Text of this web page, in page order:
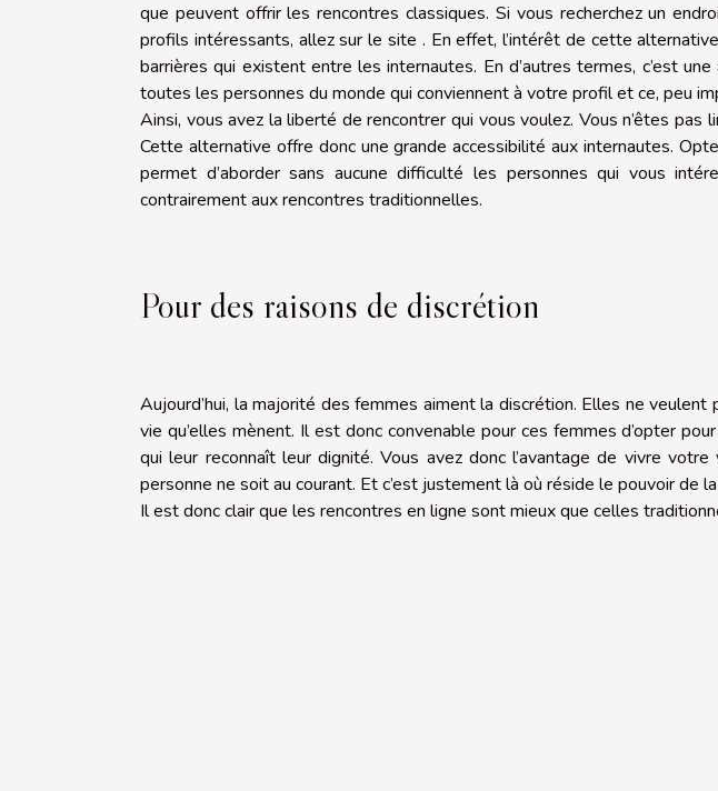
que peuvent offrir les rencontres classiques. Si vous recherchez un
profils intéressants, allez sur le site . En effet, l’intérêt de cette
barrières qui existent entre les internautes. En d’autres termes, c’est
toutes les personnes du monde qui conviennent à votre profil et ce, peu
Ainsi, vous avez la liberté de rencontrer qui vous voulez. Vous n’êtes pas
Cette alternative offre donc une grande accessibilité aux internautes.
permet d’aborder sans aucune difficulté les personnes qui vous
contrairement aux rencontres traditionnelles.
Pour des raisons de discrétion
Aujourd’hui, la majorité des femmes aiment la discrétion. Elles ne
vie qu’elles mènent. Il est donc convenable pour ces femmes d’opter
qui leur reconnaît leur dignité. Vous avez donc l’avantage de vivre
personne ne soit au courant. Et c’est justement là où réside le pouvoir de
Il est donc clair que les rencontres en ligne sont mieux que celles